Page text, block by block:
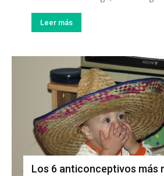
Leer más
Los 6 anticonceptivos más